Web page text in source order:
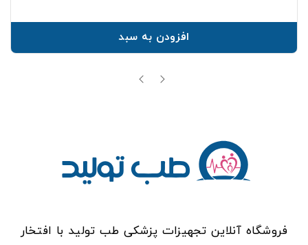
افزودن به سبد
فروشگاه آنلاین تجهیزات پزشکی طب تولید با افتخار